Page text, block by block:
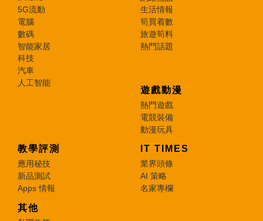
5G流動
電腦
數碼
智能家居
科技
汽車
人工智能
生活情報
筍買着數
旅遊筍料
熱門話題
遊戲動漫
熱門遊戲
電競裝備
動漫玩具
教學評測
應用秘技
新品測試
Apps 情報
IT TIMES
業界頭條
AI 策略
名家專欄
其他